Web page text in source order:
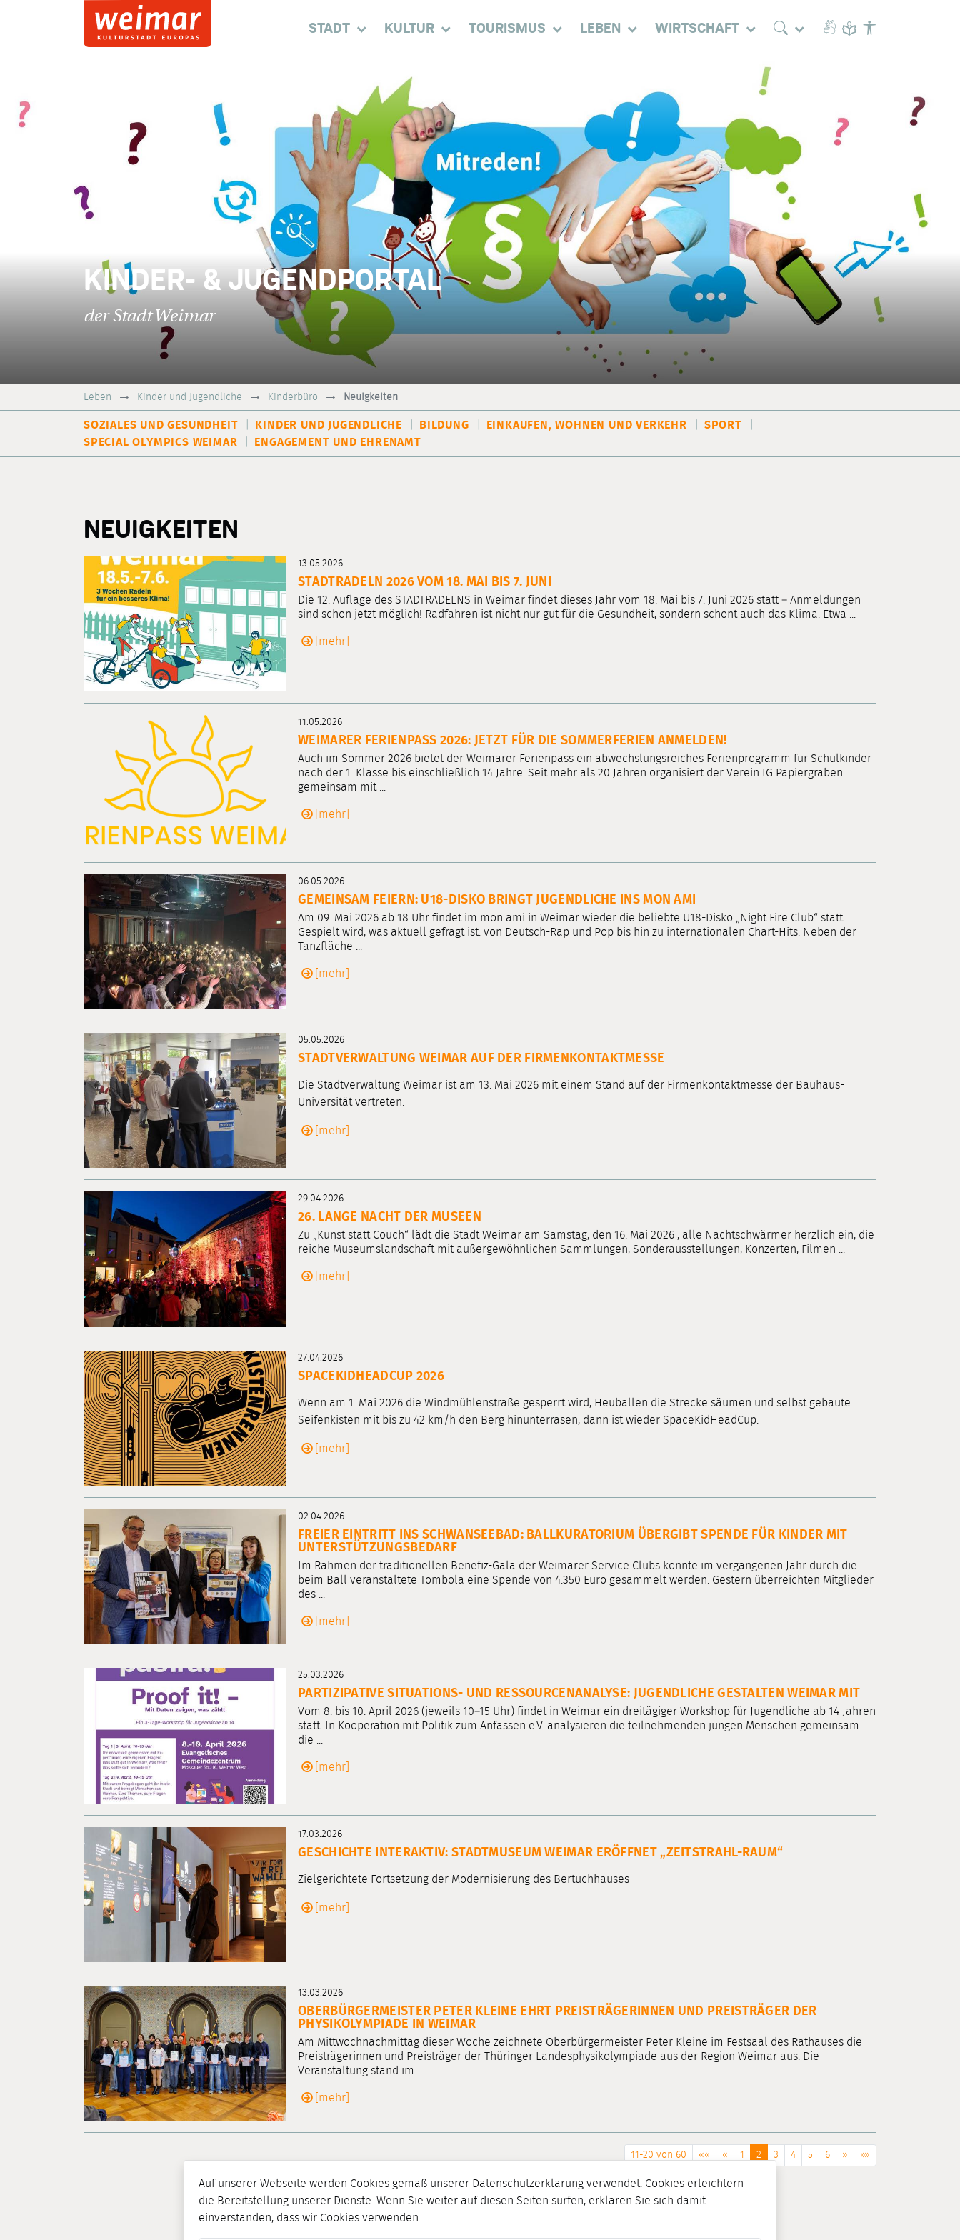
Auf unserer Webseite werden Cookies gemäß unserer Datenschutzerklärung verwendet. Cookies erleichtern
die Bereitstellung unserer Dienste. Wenn Sie weiter auf diesen Seiten surfen, erklären Sie sich damit
einverstanden, dass wir Cookies verwenden.
STADT KULTUR TOURISMUS LEBEN WIRTSCHAFT
KINDER- & JUGENDPORTAL
der Stadt Weimar
Leben Kinder und Jugendliche Kinderbüro Neuigkeiten
SOZIALES UND GESUNDHEIT KINDER UND JUGENDLICHE BILDUNG EINKAUFEN, WOHNEN UND VERKEHR
SPORT
SPECIAL OLYMPICS WEIMAR
ENGAGEMENT UND EHRENAMT
NEUIGKEITEN
13.05.2026
STADTRADELN 2026 VOM 18. MAI BIS 7. JUNI
Die 12. Auflage des STADTRADELNS in Weimar findet dieses Jahr vom 18. Mai bis 7. Juni 2026 statt – Anmeldungen
sind schon jetzt möglich! Radfahren ist nicht nur gut für die Gesundheit, sondern schont auch das Klima. Etwa ...
[mehr]
11.05.2026
WEIMARER FERIENPASS 2026: JETZT FÜR DIE SOMMERFERIEN ANMELDEN!
Auch im Sommer 2026 bietet der Weimarer Ferienpass ein abwechslungsreiches Ferienprogramm für Schulkinder
nach der 1. Klasse bis einschließlich 14 Jahre. Seit mehr als 20 Jahren organisiert der Verein IG Papiergraben
gemeinsam mit ...
[mehr]
06.05.2026
GEMEINSAM FEIERN: U18-DISKO BRINGT JUGENDLICHE INS MON AMI
Am 09. Mai 2026 ab 18 Uhr findet im mon ami in Weimar wieder die beliebte U18-Disko „Night Fire Club“ statt.
Gespielt wird, was aktuell gefragt ist: von Deutsch-Rap und Pop bis hin zu internationalen Chart-Hits. Neben der
Tanzfläche ...
[mehr]
05.05.2026
STADTVERWALTUNG WEIMAR AUF DER FIRMENKONTAKTMESSE
Die Stadtverwaltung Weimar ist am 13. Mai 2026 mit einem Stand auf der Firmenkontaktmesse der Bauhaus-
Universität vertreten.
[mehr]
29.04.2026
26. LANGE NACHT DER MUSEEN
Zu „Kunst statt Couch“ lädt die Stadt Weimar am Samstag, den 16. Mai 2026 , alle Nachtschwärmer herzlich ein, die
reiche Museumslandschaft mit außergewöhnlichen Sammlungen, Sonderausstellungen, Konzerten, Filmen ...
[mehr]
27.04.2026
SPACEKIDHEADCUP 2026
Wenn am 1. Mai 2026 die Windmühlenstraße gesperrt wird, Heuballen die Strecke säumen und selbst gebaute
Seifenkisten mit bis zu 42 km/h den Berg hinunterrasen, dann ist wieder SpaceKidHeadCup.
[mehr]
02.04.2026
FREIER EINTRITT INS SCHWANSEEBAD: BALLKURATORIUM ÜBERGIBT SPENDE FÜR KINDER MIT
UNTERSTÜTZUNGSBEDARF
Im Rahmen der traditionellen Benefiz-Gala der Weimarer Service Clubs konnte im vergangenen Jahr durch die
beim Ball veranstaltete Tombola eine Spende von 4.350 Euro gesammelt werden. Gestern überreichten Mitglieder
des ...
[mehr]
25.03.2026
PARTIZIPATIVE SITUATIONS- UND RESSOURCENANALYSE: JUGENDLICHE GESTALTEN WEIMAR MIT
Vom 8. bis 10. April 2026 (jeweils 10–15 Uhr) findet in Weimar ein dreitägiger Workshop für Jugendliche ab 14 Jahren
statt. In Kooperation mit Politik zum Anfassen e.V. analysieren die teilnehmenden jungen Menschen gemeinsam
die ...
[mehr]
17.03.2026
GESCHICHTE INTERAKTIV: STADTMUSEUM WEIMAR ERÖFFNET „ZEITSTRAHL-RAUM“
Zielgerichtete Fortsetzung der Modernisierung des Bertuchhauses
[mehr]
13.03.2026
OBERBÜRGERMEISTER PETER KLEINE EHRT PREISTRÄGERINNEN UND PREISTRÄGER DER
PHYSIKOLYMPIADE IN WEIMAR
Am Mittwochnachmittag dieser Woche zeichnete Oberbürgermeister Peter Kleine im Festsaal des Rathauses die
Preisträgerinnen und Preisträger der Thüringer Landesphysikolympiade aus der Region Weimar aus. Die
Veranstaltung stand im ...
[mehr]
11-20 von 60 «« « 1 2 3 4 5 6 » »»